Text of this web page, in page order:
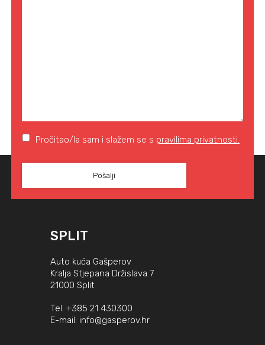
Pročitao/la sam i slažem se s pravilima privatnosti.
SPLIT
Auto kuća Gašperov
Kralja Stjepana Držislava 7
21000 Split
Tel: +385 21 430300
E-mail: info@gasperov.hr